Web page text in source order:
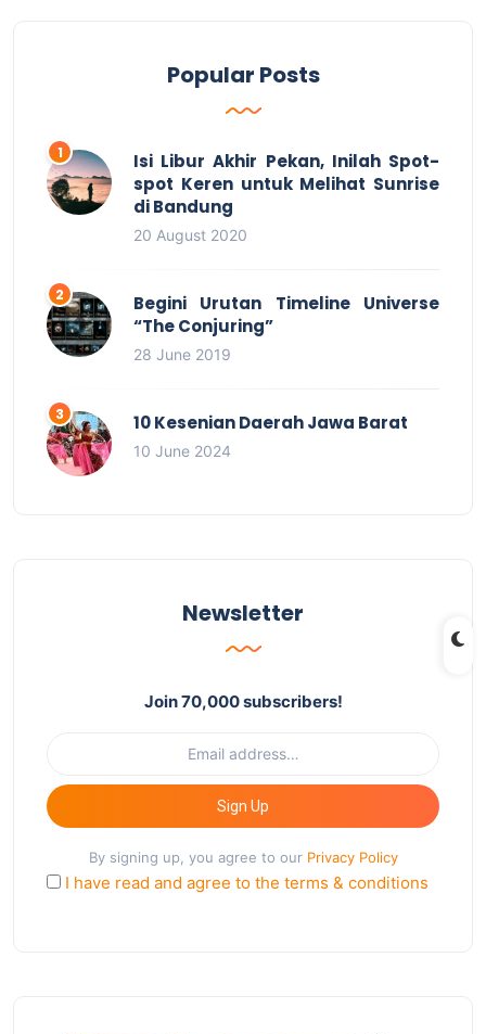
Popular Posts
Isi Libur Akhir Pekan, Inilah Spot-
spot Keren untuk Melihat Sunrise
di Bandung
20 August 2020
Begini Urutan Timeline Universe
“The Conjuring”
28 June 2019
10 Kesenian Daerah Jawa Barat
10 June 2024
Newsletter
Join 70,000 subscribers!
Sign Up
By signing up, you agree to our Privacy Policy
I have read and agree to the terms & conditions